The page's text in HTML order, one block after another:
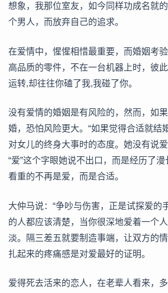
想象，我那位室友，如今同样功成名就
个男人，而放弃自己的追求。
在爱情中，惺惺相惜最重要，而婚姻考
高品质的零件，不在一台机器上时，彼
运转,却往往你磕了我,我碰了你。
没有爱情的婚姻是有风险的，然而，如
婚，恐怕风险更大。“如果觉得合适就结
对女儿的终身大事时的态度。她没有说
“爱”这个字眼她说不出口，而是经历了漫
看重的不再是爱，而是合适。
大仲马说：“争吵与伤害，正是试探爱的
的人都应该清楚，当你很深地爱着一个
淡。隔三差五就要制造事端，让双方的
扎起来的疼痛感是对爱最好的证明。
爱得死去活来的恋人，在老辈人看来，